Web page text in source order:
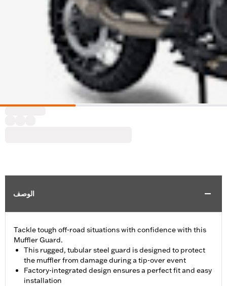
الوصف
Tackle tough off-road situations with confidence with this
Muffler Guard.
This rugged, tubular steel guard is designed to protect
the muffler from damage during a tip-over event
Factory-integrated design ensures a perfect fit and easy
installation